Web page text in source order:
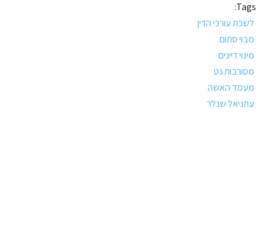
Tags:
לשכת עורכי הדין
מבוי סתום
מינוי דיינים
מסורבות גט
מעמד האשה
עתניאל שנלר